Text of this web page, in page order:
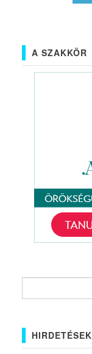
A SZAKKÖR
HIRDETÉSEK